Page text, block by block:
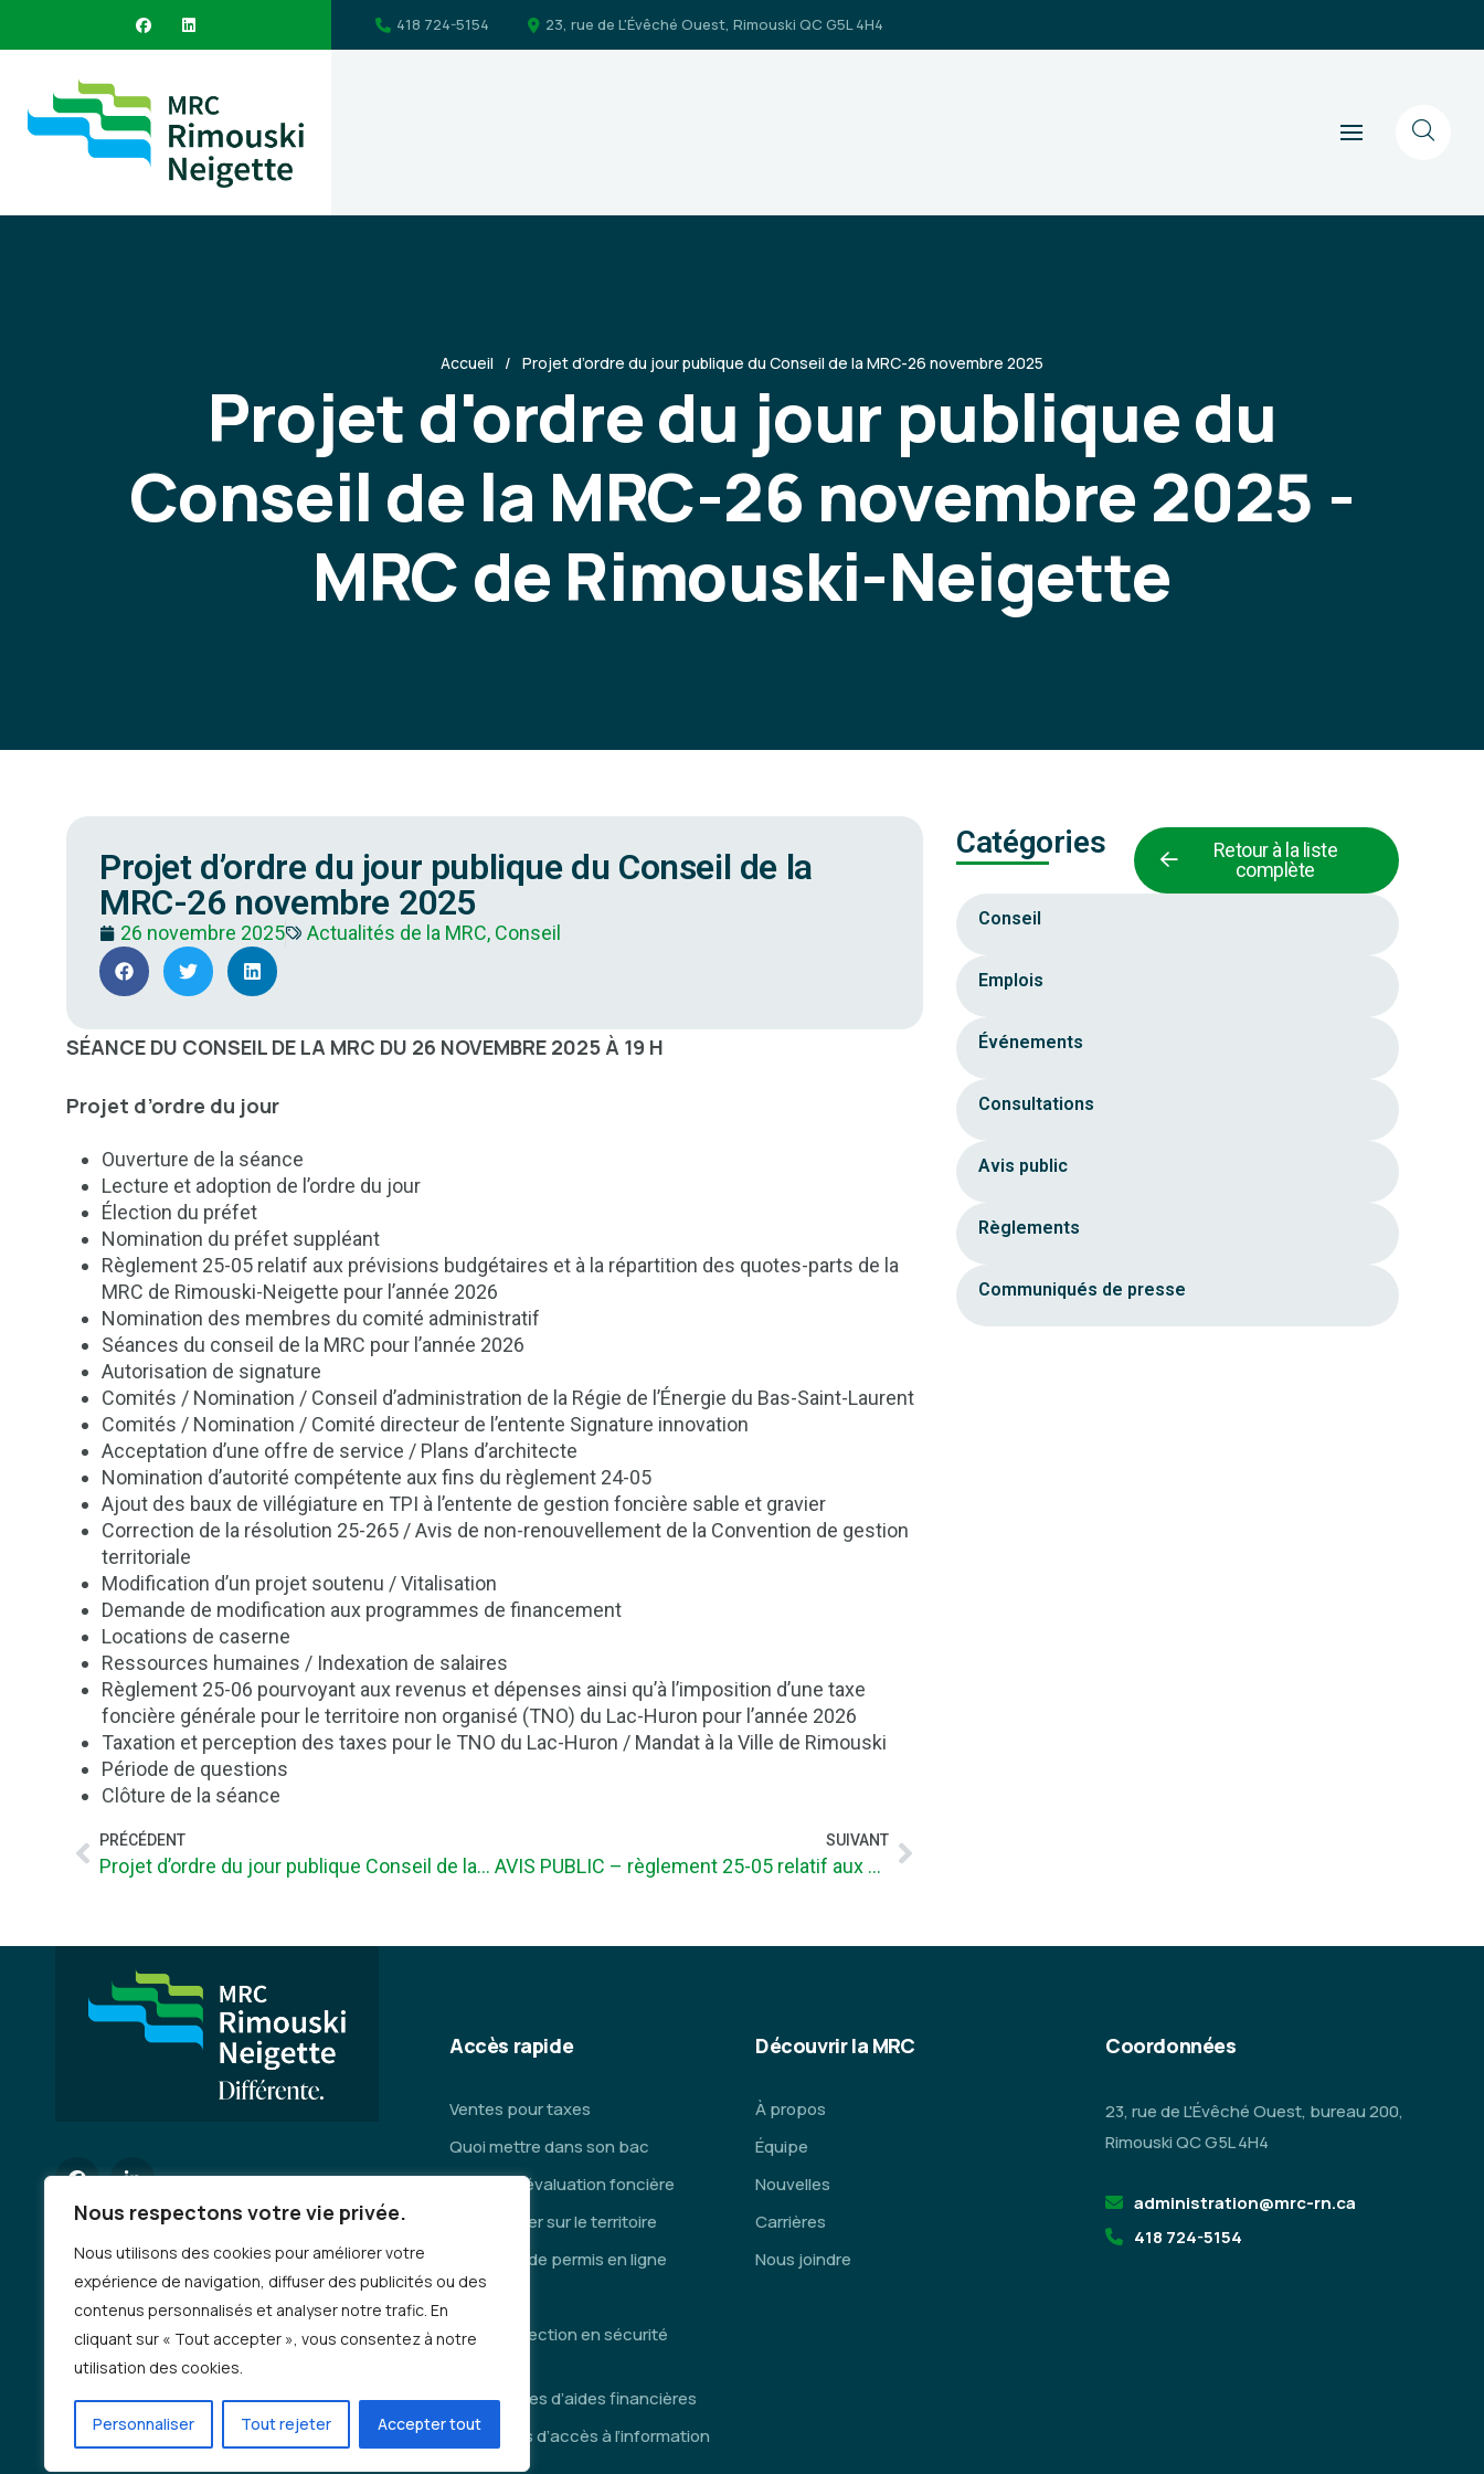
Nous respectons votre vie privée.
Nous utilisons des cookies pour améliorer votre
expérience de navigation, diffuser des publicités ou des
contenus personnalisés et analyser notre trafic. En
cliquant sur « Tout accepter », vous consentez à notre
utilisation des cookies.
Personnaliser Tout rejeter Accepter tout
418 724-5154 23, rue de L'Évêché Ouest, Rimouski QC G5L 4H4
Accueil Projet d’ordre du jour publique du Conseil de la MRC-26 novembre 2025
Projet d'ordre du jour publique du
Conseil de la MRC-26 novembre 2025 -
MRC de Rimouski-Neigette
Projet d’ordre du jour publique du Conseil de la
MRC-26 novembre 2025
26 novembre 2025 Actualités de la MRC, Conseil
SÉANCE DU CONSEIL DE LA MRC DU 26 NOVEMBRE 2025 À 19 H
Projet d’ordre du jour
Ouverture de la séance
Lecture et adoption de l’ordre du jour
Élection du préfet
Nomination du préfet suppléant
Règlement 25-05 relatif aux prévisions budgétaires et à la répartition des quotes-parts de la
MRC de Rimouski-Neigette pour l’année 2026
Nomination des membres du comité administratif
Séances du conseil de la MRC pour l’année 2026
Autorisation de signature
Comités / Nomination / Conseil d’administration de la Régie de l’Énergie du Bas-Saint-Laurent
Comités / Nomination / Comité directeur de l’entente Signature innovation
Acceptation d’une offre de service / Plans d’architecte
Nomination d’autorité compétente aux fins du règlement 24-05
Ajout des baux de villégiature en TPI à l’entente de gestion foncière sable et gravier
Correction de la résolution 25-265 / Avis de non-renouvellement de la Convention de gestion
territoriale
Modification d’un projet soutenu / Vitalisation
Demande de modification aux programmes de financement
Locations de caserne
Ressources humaines / Indexation de salaires
Règlement 25-06 pourvoyant aux revenus et dépenses ainsi qu’à l’imposition d’une taxe
foncière générale pour le territoire non organisé (TNO) du Lac-Huron pour l’année 2026
Taxation et perception des taxes pour le TNO du Lac-Huron / Mandat à la Ville de Rimouski
Période de questions
Clôture de la séance
PRÉCÉDENT
Projet d’ordre du jour publique Conseil de la MRC du 19 novembre 2025
SUIVANT
AVIS PUBLIC – règlement 25-05 relatif aux prévisions budgétaires et répart. quotes-parts de la MRC pour 2026
Catégories
Retour à la liste
complète
Conseil
Emplois
Événements
Consultations
Avis public
Règlements
Communiqués de presse
Accès rapide
Ventes pour taxes
Quoi mettre dans son bac
Service d’évaluation foncière
Se déplacer sur le territoire
Demande de permis en ligne
Auto-inspection en sécurité
Programmes d’aides financières
Demandes d’accès à l’information
Découvrir la MRC
À propos
Équipe
Nouvelles
Carrières
Nous joindre
Coordonnées
23, rue de L'Évêché Ouest, bureau 200,
Rimouski QC G5L 4H4
administration@mrc-rn.ca
418 724-5154